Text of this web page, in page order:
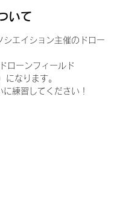
いて
シエイション主催のドロー
ローンフィールド
なります。
練習してください！